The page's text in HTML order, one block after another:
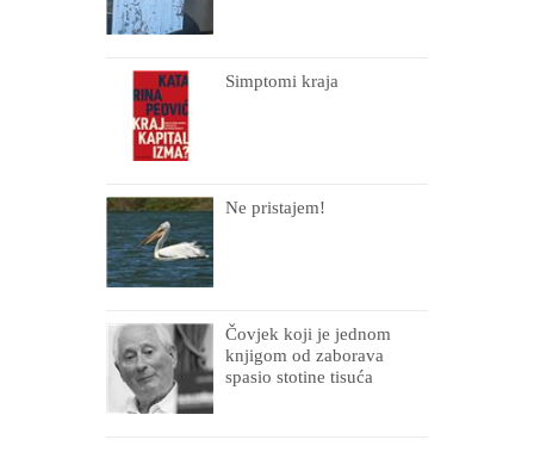
Simptomi kraja
Ne pristajem!
Čovjek koji je jednom
knjigom od zaborava
spasio stotine tisuća